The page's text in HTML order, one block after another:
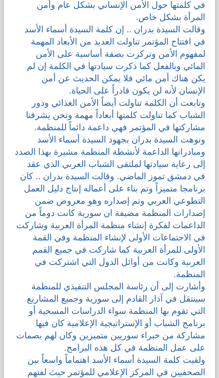
في كلمتها حول الأمن الإنساني بشكل عام وأمن
المرأة بشكل خاص.
وقالت السيدة بدران .. إن كلمة السيدة أسماء الأسد
في افتتاح المؤتمر تناولت العديد من الأبعاد المهمة
لمفهوم الأمن وتركزت بصفة أساسية على الأمن
المائي وبالفعل كما ذكرت سيادتها في الكلمة إن لم
يكن هناك أمن مائي فلا يمكن الحديث عن أمن
الإنسان لأنه لن يكون قادراً على الحياة.
وتابعت أن الكلمة تناولت أيضاً الأمن الغذائي ودور
الشباب كما تناولت كلمتها أبعاداً مهمة ونحن يشرفنا
مشاركتها في المؤتمر فهي داعمة دائماً للمنظمة.
ونوهت السيدة بدران بجهود السيدة أسماء الأسد
ومبادراتها الداعمة لأنشطة المنظمة مشيرة بهذا الصدد
إلى رعاية سيادتها لملتقى الشباب العربي الذي عقد
في دمشق تموز الماضي. وقالت السيدة بدران .. كان
برنامجا متميزاً وتم بناء على أعماله إنتاج دليل العمل
التطوعي العربي وتم إصداره وهو معروض ضمن
إصدارات المنظمة مضيفة ان سورية كانت دوماً من
الداعمات لفكرة إنشاء منظمة المرأة العربية وشاركت
في الاجتماعات الأولى لإنشاء المنظمة وفي القمة
الأولى للمرأة العربية كما شاركت في جميع القمم
العربية وكانت من أوائل الدول التي اشتركت في
المنظمة.
وأشارت إلى أن رئاسة المجلس التنفيذي للمنظمة
سينتقل في آذار القادم إلى سورية وجميع المشاريع
التي تقوم بها المنظمة سواء الدراسات المسحية أو
برنامج الشباب أو الإستراتيجية الإعلامية كان فيها
مشاركة من خبراء سوريين متميزين وكان لهم بصمات
على عمل المنظمة في كل هذه البرامج.
ولقيت كلمة السيدة أسماء الأسد اهتماماً واسعاً بين
الصحفيين في المركز الإعلامي للمؤتمر حيث لفتهم